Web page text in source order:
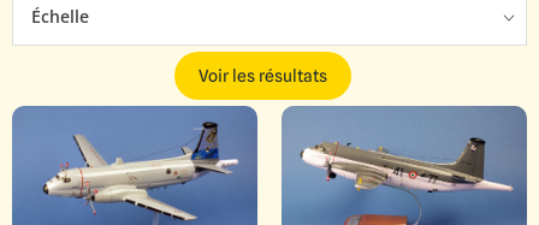
Échelle
Voir les résultats